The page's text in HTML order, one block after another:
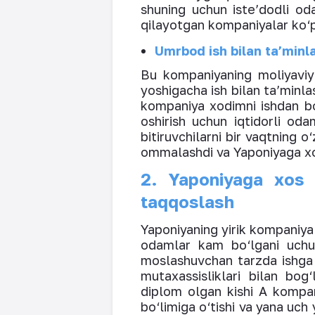
shuning uchun iste’dodli
qilayotgan kompaniyalar
Umrbod ish bilan
Bu kompaniyaning
yoshigacha ish bilan
kompaniya xodimni ishdan
oshirish uchun iqtidorli
bitiruvchilarni bir vaqtning
ommalashdi va Yaponiyaga
2. Yaponiyaga
taqqoslash
Yaponiyaning yirik
odamlar kam bo‘lgani
moslashuvchan tarzda
mutaxassisliklari bilan
diplom olgan kishi A
bo‘limiga o‘tishi va yana